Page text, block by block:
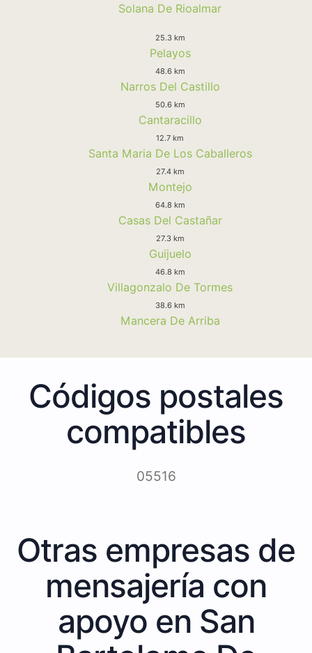
Solana De Rioalmar
25.3 km
Pelayos
48.6 km
Narros Del Castillo
50.6 km
Cantaracillo
12.7 km
Santa Maria De Los Caballeros
27.4 km
Montejo
64.8 km
Casas Del Castañar
27.3 km
Guijuelo
46.8 km
Villagonzalo De Tormes
38.6 km
Mancera De Arriba
Códigos postales
compatibles
05516
Otras empresas de
mensajería con
apoyo en San